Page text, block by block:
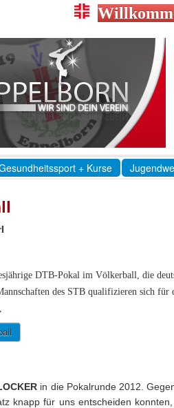
+ Kurse
DTB-Pokal im Völkerball, die
des STB qualifizieren sich für
in die Pokalrunde 2012.
knapp für uns entscheiden